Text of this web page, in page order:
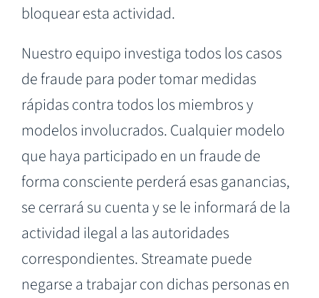
bloquear esta actividad.
Nuestro equipo investiga todos los casos
de fraude para poder tomar medidas
rápidas contra todos los miembros y
modelos involucrados. Cualquier modelo
que haya participado en un fraude de
forma consciente perderá esas ganancias,
se cerrará su cuenta y se le informará de la
actividad ilegal a las autoridades
correspondientes. Streamate puede
negarse a trabajar con dichas personas en